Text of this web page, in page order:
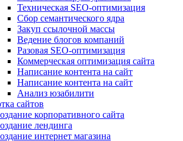
Техническая SEO-оптимизация
Сбор семантического ядра
Закуп ссылочной массы
Ведение блогов компаний
Разовая SEO-оптимизация
Коммерческая оптимизация сайта
Написание контента на сайт
Написание контента на сайт
Анализ юзабилити
сайтов
корпоративного сайта
лендинга
интернет магазина